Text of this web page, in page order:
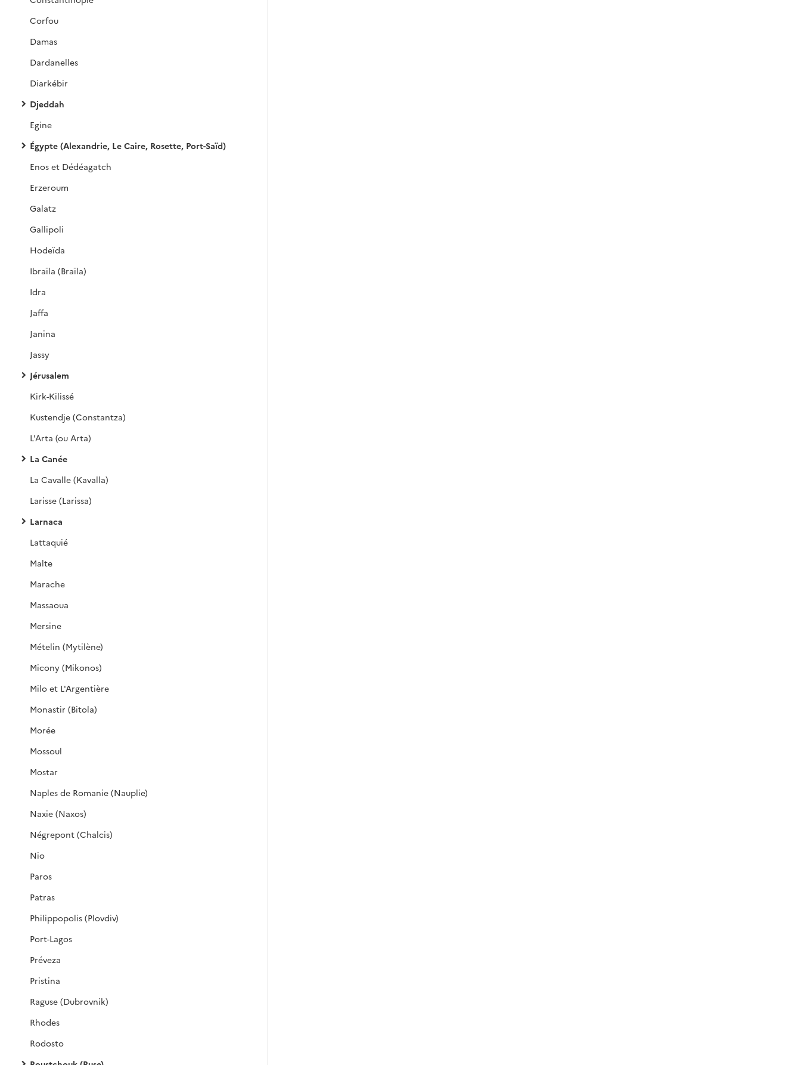
Corfou
Damas
Dardanelles
Diarkébir
Djeddah
Egine
Égypte (Alexandrie, Le Caire, Rosette, Port-Saïd)
Enos et Dédéagatch
Erzeroum
Galatz
Gallipoli
Hodeïda
Ibraïla (Braïla)
Idra
Jaffa
Janina
Jassy
Jérusalem
Kirk-Kilissé
Kustendje (Constantza)
L'Arta (ou Arta)
La Canée
La Cavalle (Kavalla)
Larisse (Larissa)
Larnaca
Lattaquié
Malte
Marache
Massaoua
Mersine
Mételin (Mytilène)
Micony (Mikonos)
Milo et L'Argentière
Monastir (Bitola)
Morée
Mossoul
Mostar
Naples de Romanie (Nauplie)
Naxie (Naxos)
Négrepont (Chalcis)
Nio
Paros
Patras
Philippopolis (Plovdiv)
Port-Lagos
Préveza
Pristina
Raguse (Dubrovnik)
Rhodes
Rodosto